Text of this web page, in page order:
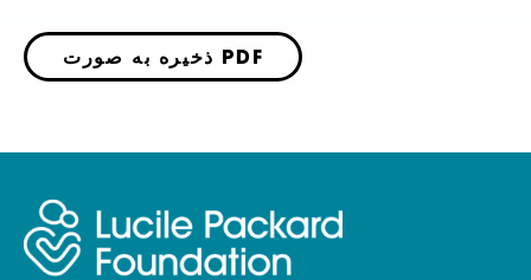
ذخیره به صورت PDF